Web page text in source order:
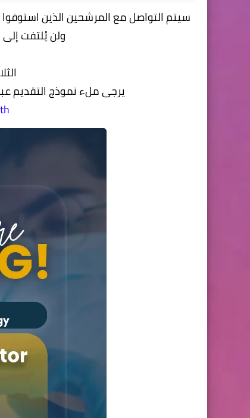
سيتم التواصل مع المرشحين الذين
ولن يُلتفت
يرجى ملء نموذج التقديم عبر